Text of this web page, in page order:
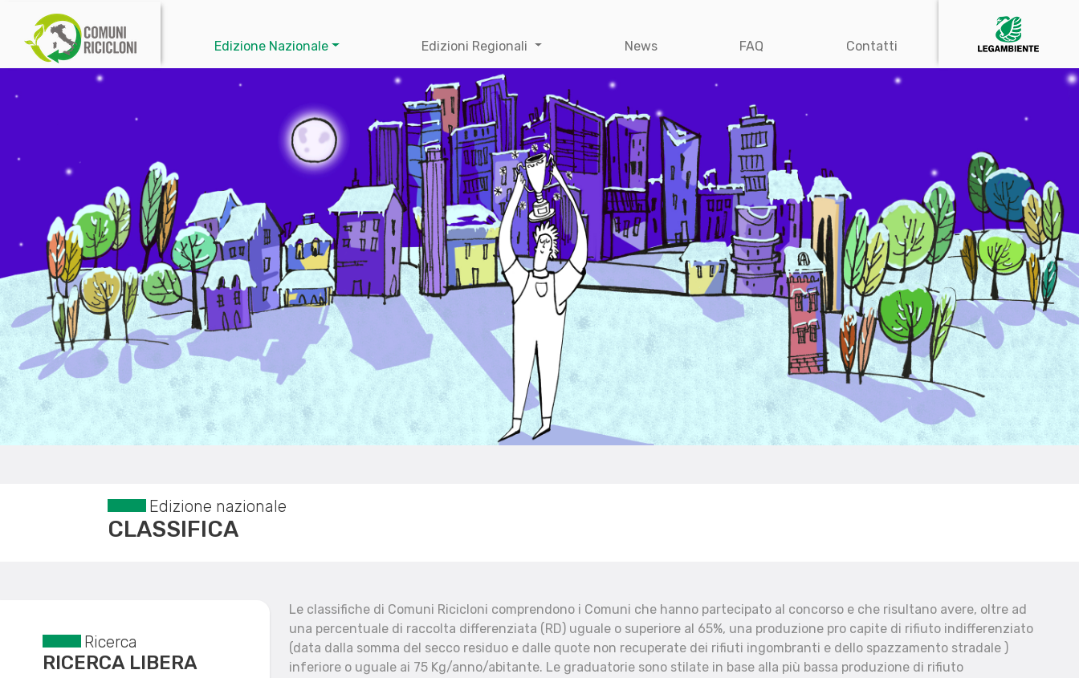
Edizione Nazionale Edizioni Regionali News FAQ Contatti
Edizione nazionale
CLASSIFICA
Reset filtri
Ricerca
RICERCA LIBERA
Le classifiche di Comuni Ricicloni comprendono i Comuni che hanno partecipato al concorso e che risultano avere, oltre ad
una percentuale di raccolta differenziata (RD) uguale o superiore al 65%, una produzione pro capite di rifiuto indifferenziato
(data dalla somma del secco residuo e dalle quote non recuperate dei rifiuti ingombranti e dello spazzamento stradale )
inferiore o uguale ai 75 Kg/anno/abitante. Le graduatorie sono stilate in base alla più bassa produzione di rifiuto